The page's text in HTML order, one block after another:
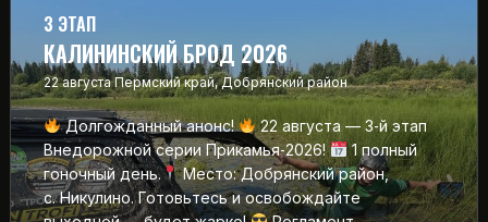
3 ЭТАП
КАЛИНИНСКИЙ БРОД 2026
22 августа Пермский край, Добрянский район
Долгожданный анонс!
22 августа — 3‑й этап
Внедорожной серии Прикамья‑2026!
1 полный
гоночный день.
Место: Добрянский район,
с. Никулино. Готовьтесь и освобождайте